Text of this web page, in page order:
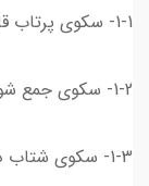
1-1- سکوی پرتاب قابل حمل توسط نفر
1-2- سکوی جمع شونده
1-3- سکوی شتاب دهنده